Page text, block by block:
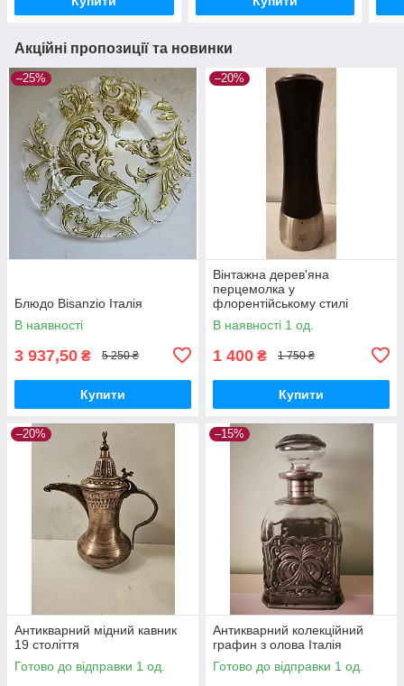
Акційні пропозиції та новинки
–25%
Блюдо Bisanzio Італія
В наявності
3 937,50 ₴ 5 250 ₴
Купити
–20%
Вінтажна дерев'яна
перцемолка у
флорентійському стилі
В наявності 1 од.
1 400 ₴ 1 750 ₴
Купити
–20%
Антикварний мідний кавник
19 століття
Готово до відправки 1 од.
–15%
Антикварний колекційний
графин з олова Італія
Готово до відправки 1 од.